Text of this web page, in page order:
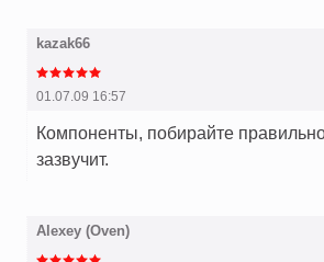
kazak66
01.07.09 16:57
Компоненты, побирайте
зазвучит.
Alexey (Oven)